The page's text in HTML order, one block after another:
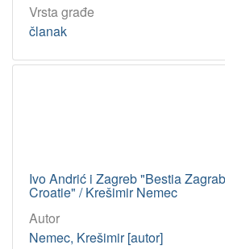
Vrsta građe
članak
Ivo Andrić i Zagreb "Bestia
Croatie" / Krešimir Nemec
Autor
Nemec, Krešimir [autor]